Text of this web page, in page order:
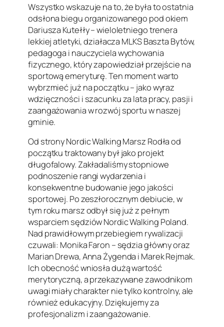
Wszystko wskazuje na to, że była to ostatnia
odsłona biegu organizowanego pod okiem
Dariusza Kutełły – wieloletniego trenera
lekkiej atletyki, działacza MLKS Baszta Bytów,
pedagoga i nauczyciela wychowania
fizycznego, który zapowiedział przejście na
sportową emeryturę. Ten moment warto
wybrzmieć już na początku – jako wyraz
wdzięczności i szacunku za lata pracy, pasji i
zaangażowania w rozwój sportu w naszej
gminie.
Od strony Nordic Walking Marsz Rodła od
początku traktowany był jako projekt
długofalowy. Zakładaliśmy stopniowe
podnoszenie rangi wydarzenia i
konsekwentne budowanie jego jakości
sportowej. Po zeszłorocznym debiucie, w
tym roku marsz odbył się już z pełnym
wsparciem sędziów Nordic Walking Poland.
Nad prawidłowym przebiegiem rywalizacji
czuwali: Monika Faron – sędzia główny oraz
Marian Drewa, Anna Żygenda i Marek Rejmak.
Ich obecność wniosła dużą wartość
merytoryczną, a przekazywane zawodnikom
uwagi miały charakter nie tylko kontrolny, ale
również edukacyjny. Dziękujemy za
profesjonalizm i zaangażowanie.